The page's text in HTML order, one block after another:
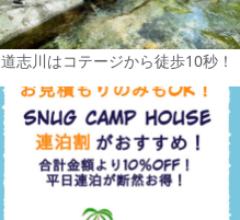
道志川はコテージから徒歩10秒！